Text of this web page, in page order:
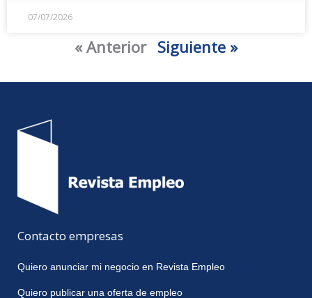
07/07/2026
« Anterior Siguiente »
Contacto empresas
Quiero anunciar mi negocio en Revista Empleo
Quiero publicar una oferta de empleo